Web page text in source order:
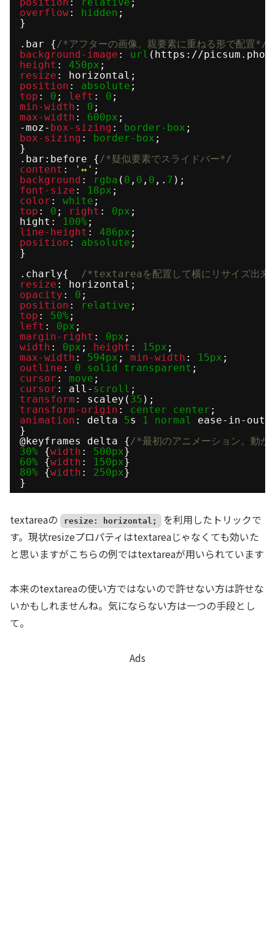
overflow: hidden ;
}
.bar {/*アフターの画像。親要素に重ねる形で配置*/
background-image : url (https://
height : 450px ;
resize : horizontal;
position : absolute ;
top : 0 ; left : 0 ;
min-width : 0 ;
max-width : 600px ;
-moz- box-sizing : border-box ;
box-sizing : border-box ;
}
.bar:before {/*疑似要素でスライドバー*/
content : '↔' ;
background : rgba ( 0 , 0 , 0 ,. 7 );
font-size : 18px ;
color : white ;
top : 0 ; right : 0px ;
hight:
100%;
line-height : 486px ;
position : absolute ;
}
.charly{ /*textareaを配置して横にリサイズ出来
resize : horizontal;
opacity : 0 ;
position : relative ;
top : 50%;
left : 0px ;
margin-right : 0px ;
width : 0px ; height : 15px ;
max-width : 594px ; min-width : 15px ;
outline : 0 solid transparent ;
cursor : move ;
cursor : all- scroll ;
transform : scaley( 35 );
transform-origin : center center ;
animation : delta 5s 1 normal ease-in-out
}
@keyframes delta {/*最初のアニメーション。動
30% {width : 500px}
60% {width : 150px}
80% {width : 250px}
}
textareaの resize: horizontal;
を利用したトリックで
す。現状resizeプロパティはtextareaじゃなくても効いた
と思いますがこちらの例ではtextareaが用いられています
本来のtextareaの使い方ではないので許せない方は許せな
いかもしれませんね。気にならない方は一つの手段とし
て。
Ads